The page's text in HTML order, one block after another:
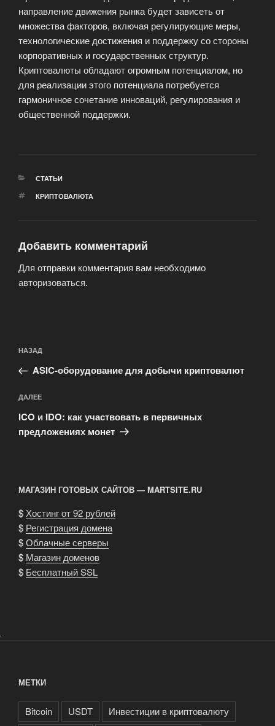
направление движения рынка будет зависеть от
множества факторов, включая регулирующие меры,
технологические достижения и поддержку со стороны
корпоративных и государственных структур.
Криптовалюты обладают огромным потенциалом, но
для реализации этого потенциала потребуется
гармоничное сочетание инноваций, регулирования и
общественной поддержки.
РУБРИКИ
СТАТЬИ
МЕТКИ
КРИПТОВАЛЮТА
Добавить комментарий
Для отправки комментария вам необходимо
авторизоваться.
по
записям
Предыдущая
запись:
НАЗАД
ASIC-оборудование для добычи криптовалют
Следующая
запись
ДАЛЕЕ
ICO и IDO: как участвовать в первичных
предложениях монет
МАГАЗИН ГОТОВЫХ САЙТОВ — MARTSITE.RU
$Хостинг от 92 рублей
$ Регистрация домена
$Облачные серверы
$ Магазин доменов
$ Бесплатный SSL
.
МЕТКИ
Bitcoin USDT
Инвестиции в криптовалюту